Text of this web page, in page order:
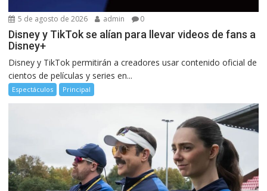
5 de agosto de 2026 admin 0
Disney y TikTok se alían para llevar videos de fans a
Disney+
Disney y TikTok permitirán a creadores usar contenido oficial de
cientos de películas y series en...
Espectáculos Principal